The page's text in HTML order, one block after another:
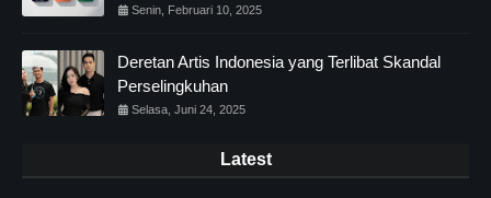
Senin, Februari 10, 2025
Deretan Artis Indonesia yang Terlibat Skandal
Perselingkuhan
Selasa, Juni 24, 2025
Latest